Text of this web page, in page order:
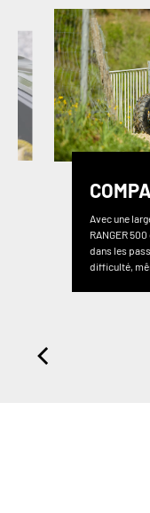
Avec une
RANGER
dans les
difficulté,